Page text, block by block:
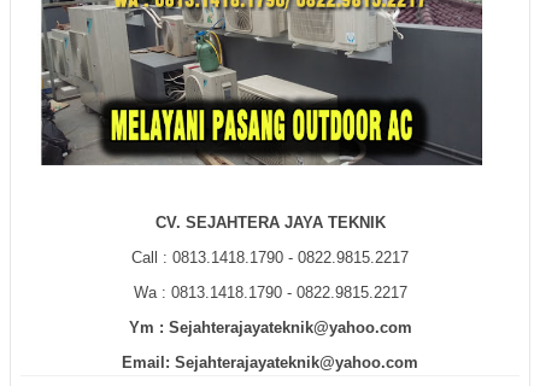
CV. SEJAHTERA JAYA TEKNIK
Call : 0813.1418.1790 - 0822.9815.2217
Wa : 0813.1418.1790 - 0822.9815.2217
Ym : Sejahterajayateknik@yahoo.com
Email: Sejahterajayateknik@yahoo.com